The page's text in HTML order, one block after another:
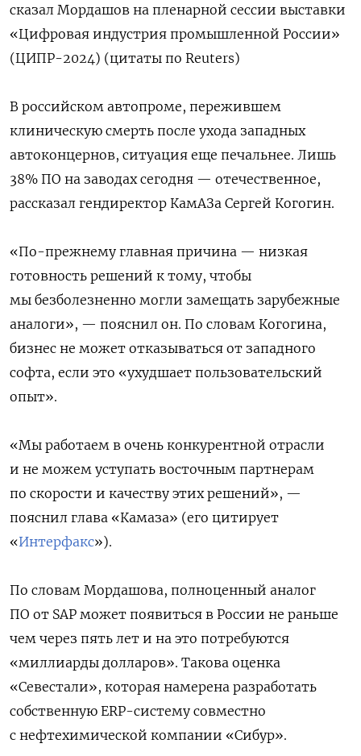
сказал Мордашов на пленарной сессии выставки
«Цифровая индустрия промышленной России»
(ЦИПР-2024) (цитаты по Reuters)
В российском автопроме, пережившем
клиническую смерть после ухода западных
автоконцернов, ситуация еще печальнее. Лишь
38% ПО на заводах сегодня — отечественное,
рассказал гендиректор КамАЗа Сергей Когогин.
«По-прежнему главная причина — низкая
готовность решений к тому, чтобы
мы безболезненно могли замещать зарубежные
аналоги», — пояснил он. По словам Когогина,
бизнес не может отказываться от западного
софта, если это «ухудшает пользовательский
опыт».
«Мы работаем в очень конкурентной отрасли
и не можем уступать восточным партнерам
по скорости и качеству этих решений», —
пояснил глава «Камаза» (его цитирует
«Интерфакс»).
По словам Мордашова, полноценный аналог
ПО от SAP может появиться в России не раньше
чем через пять лет и на это потребуются
«миллиарды долларов». Такова оценка
«Севестали», которая намерена разработать
собственную ERP-систему совместно
с нефтехимической компании «Сибур».